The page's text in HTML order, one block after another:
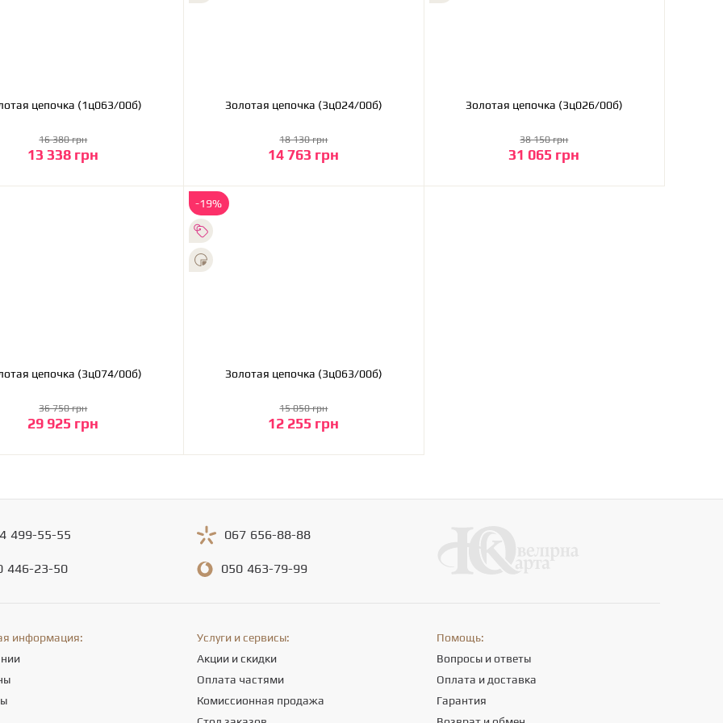
Золотая цепочка (1ц063/00б)
13 338 грн
16 380 грн
В корзину
Золотая цепочка (3ц024/00б)
14 763 грн
18 130 грн
В корзину
Золотая цепочка (3ц026/00б)
31 065 грн
38 150 грн
В корзину
Золотая цепочка (3ц074/00б)
29 925 грн
36 750 грн
В корзину
-19%
Золотая цепочка (3ц063/00б)
12 255 грн
15 050 грн
В корзину
499-55-55
446-23-50
067 656-88-88
050 463-79-99
информация:
Услуги и сервисы:
Акции и скидки
Оплата частями
Комиссионная продажа
Помощь:
Вопросы и ответы
Оплата и доставка
Гарантия